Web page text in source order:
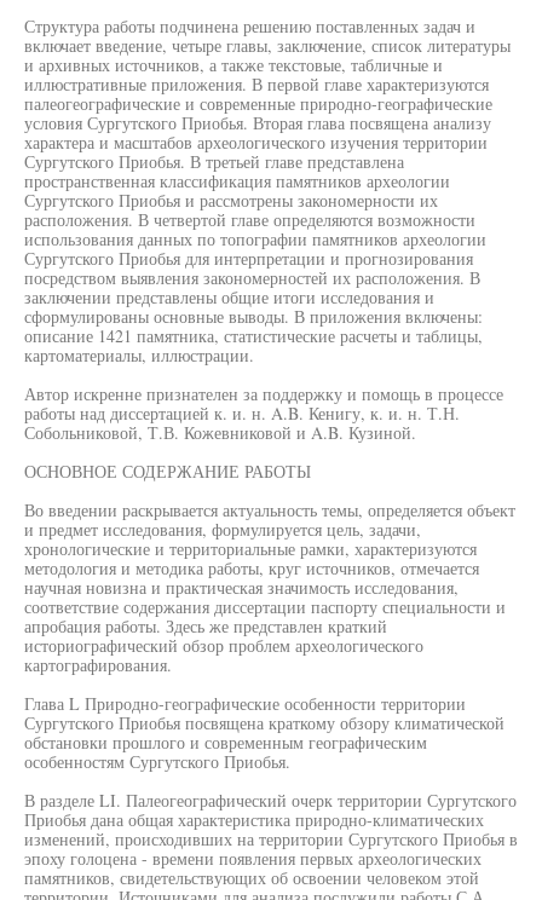
Структура работы подчинена решению поставленных задач и
включает введение, четыре главы, заключение, список литературы
и архивных источников, а также текстовые, табличные и
иллюстративные приложения. В первой главе характеризуются
палеогеографические и современные природно-географические
условия Сургутского Приобья. Вторая глава посвящена анализу
характера и масштабов археологического изучения территории
Сургутского Приобья. В третьей главе представлена
пространственная классификация памятников археологии
Сургутского Приобья и рассмотрены закономерности их
расположения. В четвертой главе определяются возможности
использования данных по топографии памятников археологии
Сургутского Приобья для интерпретации и прогнозирования
посредством выявления закономерностей их расположения. В
заключении представлены общие итоги исследования и
сформулированы основные выводы. В приложения включены:
описание 1421 памятника, статистические расчеты и таблицы,
картоматериалы, иллюстрации.
Автор искренне признателен за поддержку и помощь в процессе
работы над диссертацией к. и. н. A.B. Кенигу, к. и. н. Т.Н.
Собольниковой, Т.В. Кожевниковой и A.B. Кузиной.
ОСНОВНОЕ СОДЕРЖАНИЕ РАБОТЫ
Во введении раскрывается актуальность темы, определяется объект
и предмет исследования, формулируется цель, задачи,
хронологические и территориальные рамки, характеризуются
методология и методика работы, круг источников, отмечается
научная новизна и практическая значимость исследования,
соответствие содержания диссертации паспорту специальности и
апробация работы. Здесь же представлен краткий
историографический обзор проблем археологического
картографирования.
Глава L Природно-географические особенности территории
Сургутского Приобья посвящена краткому обзору климатической
обстановки прошлого и современным географическим
особенностям Сургутского Приобья.
В разделе LI. Палеогеографический очерк территории Сургутского
Приобья дана общая характеристика природно-климатических
изменений, происходивших на территории Сургутского Приобья в
эпоху голоцена - времени появления первых археологических
памятников, свидетельствующих об освоении человеком этой